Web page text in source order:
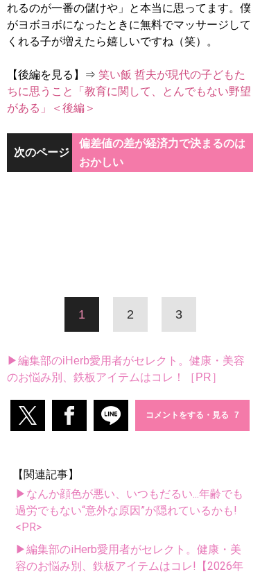
れるのが一番の儲けや」と本当に思ってます。僕
がヨボヨボになったときに無料でマッサージして
くれる子が増えたら嬉しいですね（笑）。
【後編を見る】⇒ 笑い飯 哲夫が現代の子どもた
ちに思うこと「教育に関して、とんでもない野望
がある」＜後編＞
次のページ
偏差値の差が経済力で決まるのは
おかしい
1 2 3
▶編集部のiHerb愛用者がセレクト。健康・美容
のお悩み別、鉄板アイテムはコレ！［PR］
コメントをする・見る
【関連記事】
▶なんか顔色が悪い、いつもだるい...年齢でも
過労でもない“意外な原因”が隠れているかも!
<PR>
▶編集部のiHerb愛用者がセレクト。健康・美
容のお悩み別、鉄板アイテムはコレ!【2026年